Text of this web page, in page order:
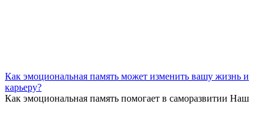
Как эмоциональная память может изменить вашу жизнь и
карьеру?
Как эмоциональная память помогает в саморазвитии Наш